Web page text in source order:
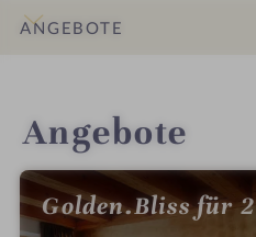
ANGEBOTE
Angebote
Golden.Bliss für 2